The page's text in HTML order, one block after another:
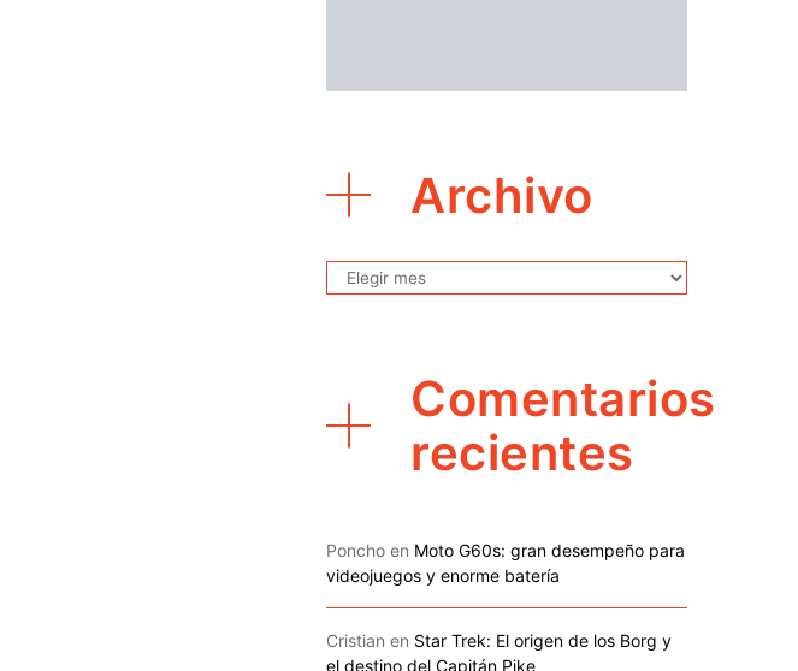
Archivo
Archivo
Comentarios
recientes
Poncho en Moto G60s: gran desempeño para
videojuegos y enorme batería
Cristian en Star Trek: El origen de los Borg y
el destino del Capitán Pike